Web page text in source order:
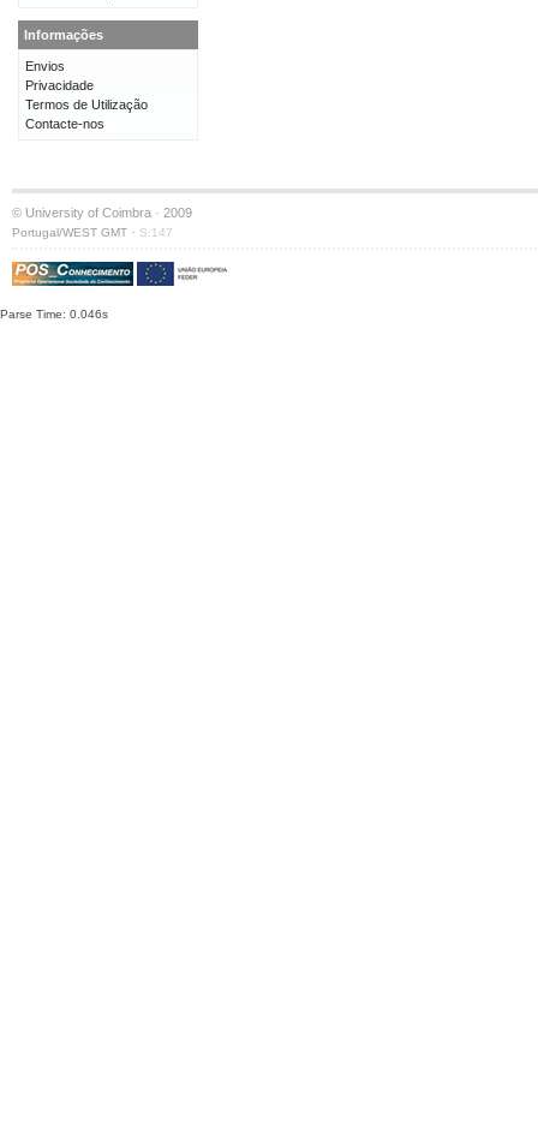
Informações
Envios
Privacidade
Termos de Utilização
Contacte-nos
© University of Coimbra · 2009
Portugal/WEST GMT · S:147
Parse Time: 0.046s